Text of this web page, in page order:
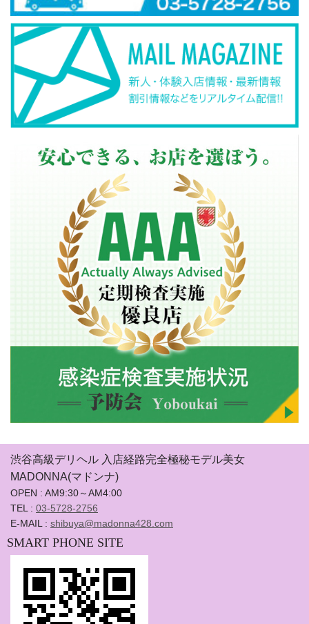
渋谷高級デリヘル 入店経路完全極秘モデル美女
MADONNA(マドンナ)
OPEN : AM9:30～AM4:00
TEL : 03-5728-2756
E-MAIL : shibuya@madonna428.com
SMART PHONE SITE